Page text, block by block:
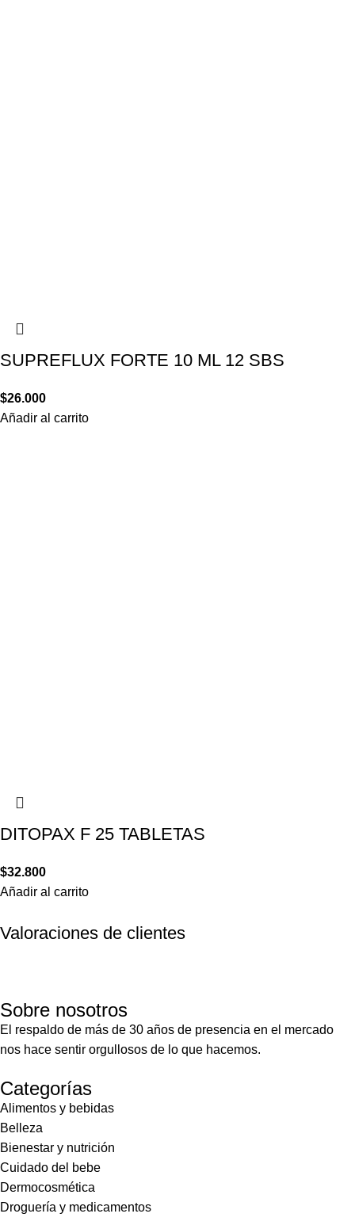
SUPREFLUX FORTE 10 ML 12 SBS
$26.000
Añadir al carrito
DITOPAX F 25 TABLETAS
$32.800
Añadir al carrito
Valoraciones de clientes
Sobre nosotros
El respaldo de más de 30 años de presencia en el mercado
nos hace sentir orgullosos de lo que hacemos.
Categorías
Alimentos y bebidas
Belleza
Bienestar y nutrición
Cuidado del bebe
Dermocosmética
Droguería y medicamentos